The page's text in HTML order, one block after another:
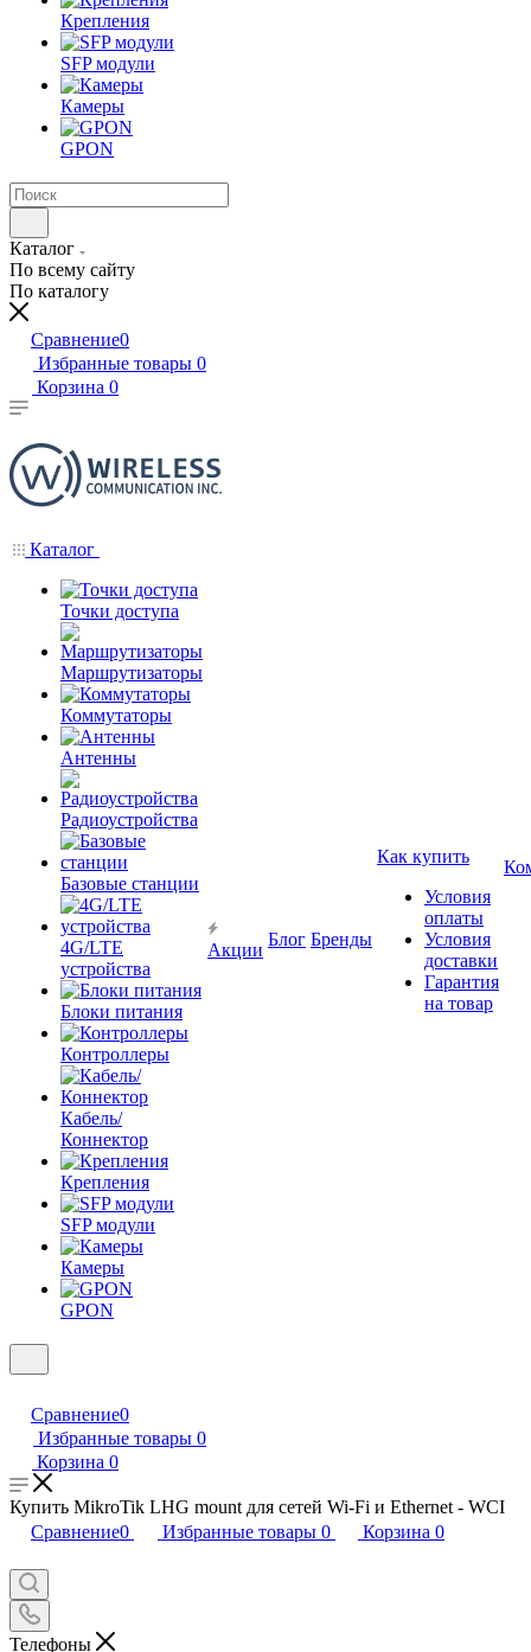
Крепления
SFP модули
Камеры
GPON
Каталог
По всему сайту
По каталогу
Сравнение0
Избранные товары 0
Корзина 0
Каталог
Точки доступа
Маршрутизаторы
Коммутаторы
Антенны
Радиоустройства
Базовые станции
4G/LTE
устройства
Блоки питания
Контроллеры
Кабель/
Коннектор
Крепления
SFP модули
Камеры
GPON
Акции
Блог Бренды
Как купить
Условия
оплаты
Условия
доставки
Гарантия
на товар
Сравнение0
Избранные товары 0
Корзина 0
Купить MikroTik LHG mount для сетей Wi-Fi и Ethernet - WCI
Сравнение0 Избранные товары 0 Корзина 0
Телефоны